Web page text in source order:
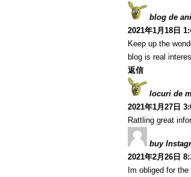
blog de
2021年1月18日
Keep up the
blog is real
返信
locuri de
2021年1月27日
Rattling great
buy
2021年2月26日
Im obliged for